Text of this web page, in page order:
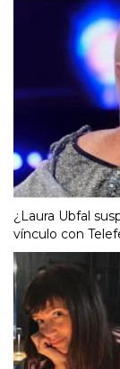
¿Laura Ubfal
vínculo con